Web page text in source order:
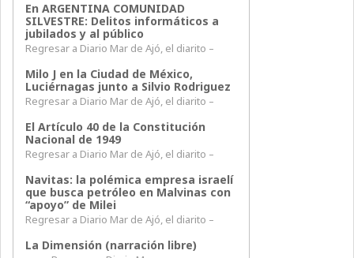
En ARGENTINA COMUNIDAD
SILVESTRE: Delitos informáticos a
jubilados y al público
Regresar a Diario Mar de Ajó, el diarito –
Milo J en la Ciudad de México,
Luciérnagas junto a Silvio Rodriguez
Regresar a Diario Mar de Ajó, el diarito –
El Artículo 40 de la Constitución
Nacional de 1949
Regresar a Diario Mar de Ajó, el diarito –
Navitas: la polémica empresa israelí
que busca petróleo en Malvinas con
“apoyo” de Milei
Regresar a Diario Mar de Ajó, el diarito –
La Dimensión (narración libre)